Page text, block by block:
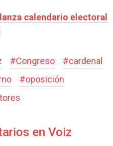
calendario electoral
#Congreso #cardenal
#oposición
en Voiz